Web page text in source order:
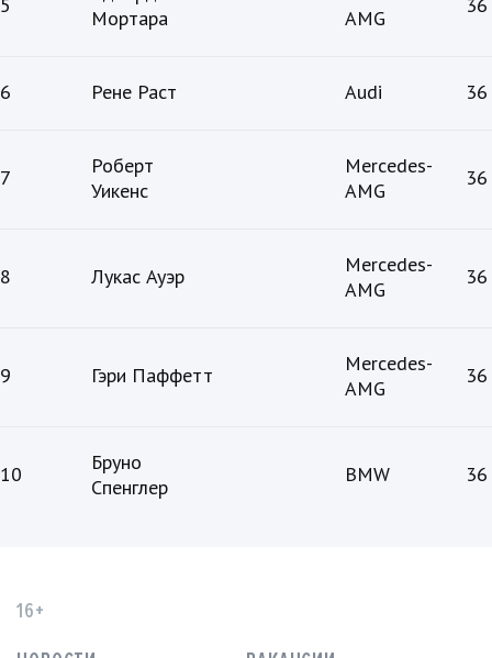
5
Мортара
AMG
36
6 Рене Раст Audi 36
7
Роберт
Уикенс
Mercedes-
AMG
36
8 Лукас Ауэр
Mercedes-
AMG
36
9 Гэри Паффетт
Mercedes-
AMG
36
10
Бруно
Спенглер
BMW 36
16+